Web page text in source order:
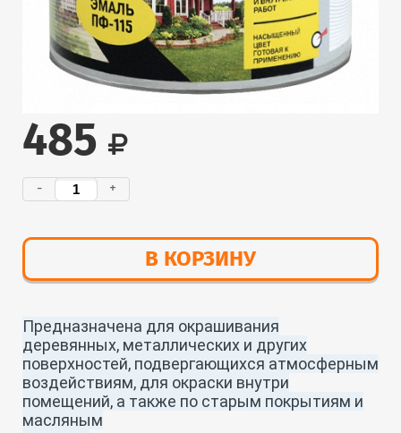
485
- +
В КОРЗИНУ
Предназначена для окрашивания
деревянных, металлических и других
поверхностей, подвергающихся атмосферным
воздействиям, для окраски внутри
помещений, а также по старым покрытиям и
масляным